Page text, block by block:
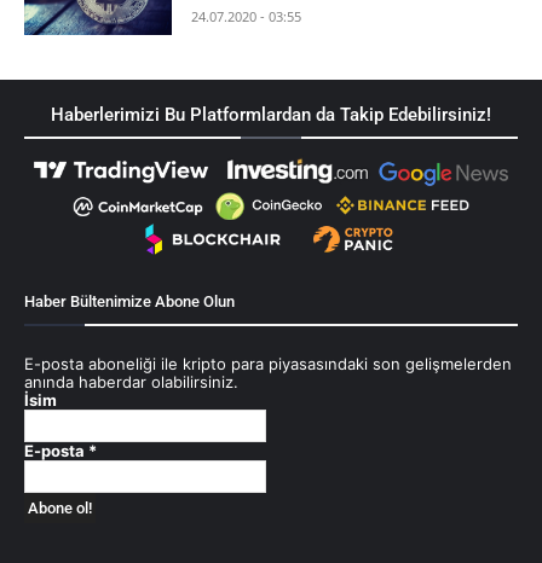
24.07.2020 - 03:55
Haberlerimizi Bu Platformlardan da Takip Edebilirsiniz!
Haber Bültenimize Abone Olun
E-posta aboneliği ile kripto para piyasasındaki son gelişmelerden
anında haberdar olabilirsiniz.
İsim
E-posta *